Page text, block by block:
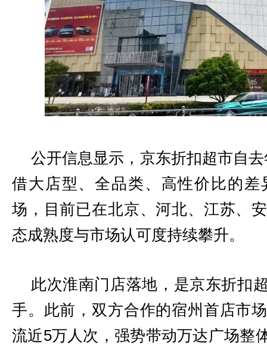
公开信息显示，京东折扣超市自
借大店型、全品类、高性价比的
场，目前已在北京、河北、江苏、
态成熟度与市场认可度持续攀升。
此次淮南门店落地，是京东折扣
手。此前，双方合作的宿州首店市
流近5万人次，强势带动万达广场整